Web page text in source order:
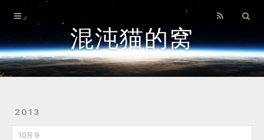
混沌猫的窝
2013
10月 9
首页
归档
关于